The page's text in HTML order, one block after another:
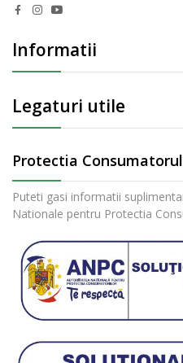
Informatii
Legaturi utile
Protectia
Puteti gasi informatii
Nationale pentru Protectia